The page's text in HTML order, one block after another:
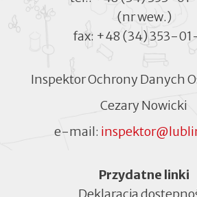
(nr wew.)
fax: +48 (34) 353-
Inspektor Ochrony Danych
Cezary Nowicki
e-mail:
MenuPrzydatne linki